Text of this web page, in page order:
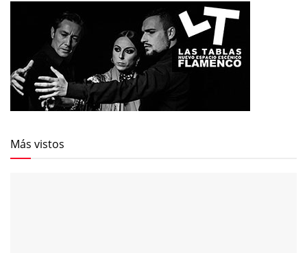
Más vistos